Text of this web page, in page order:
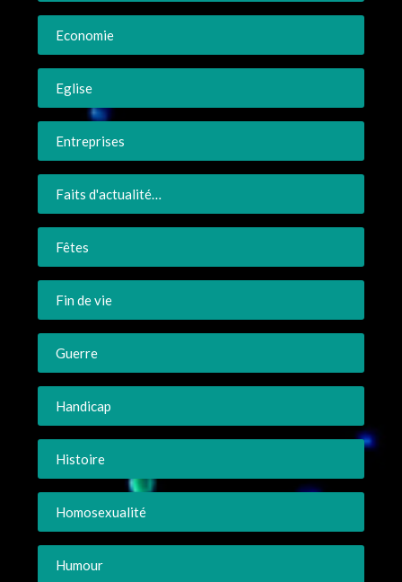
Economie
Eglise
Entreprises
Faits d'actualité…
Fêtes
Fin de vie
Guerre
Handicap
Histoire
Homosexualité
Humour